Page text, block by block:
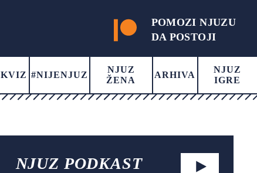
POMOZI NJUZU
DA POSTOJI
KVIZ #NIJENJUZ
NJUZ
ŽENA
ARHIVA
NJUZ
IGRE
NJUZ PODKAST